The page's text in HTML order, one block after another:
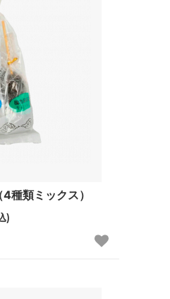
種類ミックス）
)